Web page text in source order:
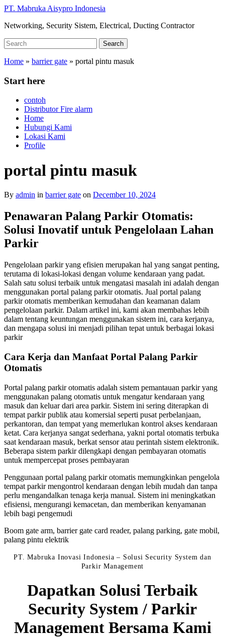
Skip
main
PT. Mabruka Aisypro Indonesia
Networking, Security Sistem, Electrical, Ducting Contractor
Search
for:
Search
Home » barrier gate » portal pintu masuk
Start here
contoh
Distributor Fire alarm
Home
Hubungi Kami
Lokasi Kami
Profile
portal pintu masuk
By admin in barrier gate on December 10, 2024
Penawaran Palang Parkir Otomatis:
Solusi Inovatif untuk Pengelolaan Lahan
Parkir
Pengelolaan parkir yang efisien merupakan hal yang sangat penting,
terutama di lokasi-lokasi dengan volume kendaraan yang padat.
Salah satu solusi terbaik untuk mengatasi masalah ini adalah dengan
menggunakan portal palang parkir otomatis. Jual portal palang
parkir otomatis memberikan kemudahan dan keamanan dalam
pengelolaan parkir. Dalam artikel ini, kami akan membahas lebih
dalam tentang keuntungan menggunakan sistem ini, cara kerjanya,
dan mengapa solusi ini menjadi pilihan tepat untuk berbagai lokasi
parkir
Cara Kerja dan Manfaat Portal Palang Parkir
Otomatis
Portal palang parkir otomatis adalah sistem pemantauan parkir yang
menggunakan palang otomatis untuk mengatur kendaraan yang
masuk dan keluar dari area parkir. Sistem ini sering diterapkan di
tempat parkir publik atau komersial seperti pusat perbelanjaan,
perkantoran, dan tempat yang memerlukan kontrol akses kendaraan
ketat. Cara kerjanya sangat sederhana, yakni portal otomatis terbuka
saat kendaraan masuk, berkat sensor atau perintah sistem elektronik.
Beberapa sistem parkir dilengkapi dengan pembayaran otomatis
untuk mempercepat proses pembayaran
Penggunaan portal palang parkir otomatis memungkinkan pengelola
tempat parkir mengontrol kendaraan dengan lebih mudah dan tanpa
perlu mengandalkan tenaga kerja manual. Sistem ini meningkatkan
efisiensi, mengurangi kemacetan, dan memberikan kenyamanan
lebih bagi pengemudi
Boom gate arm, barrier gate card reader, palang parking, gate mobil,
palang pintu elektrik
PT. Mabruka Inovasi Indonesia – Solusi Security System dan
Parkir Management
Dapatkan Solusi Terbaik
Security System / Parkir
Management Bersama Kami